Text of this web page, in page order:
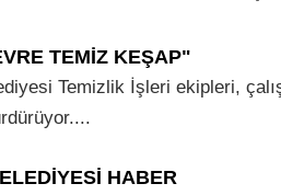
TEMİZ KEŞAP"
Temizlik İşleri ekipleri,
HABER